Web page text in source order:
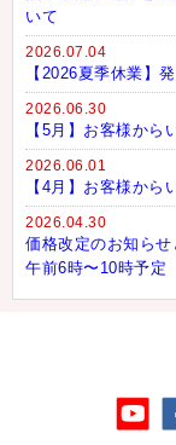
いて
2026.07.04
【2026夏季休業】
2026.06.30
【5月】お客様から
2026.06.01
【4月】お客様から
2026.04.30
価格改定のお知ら
午前6時〜10時予定